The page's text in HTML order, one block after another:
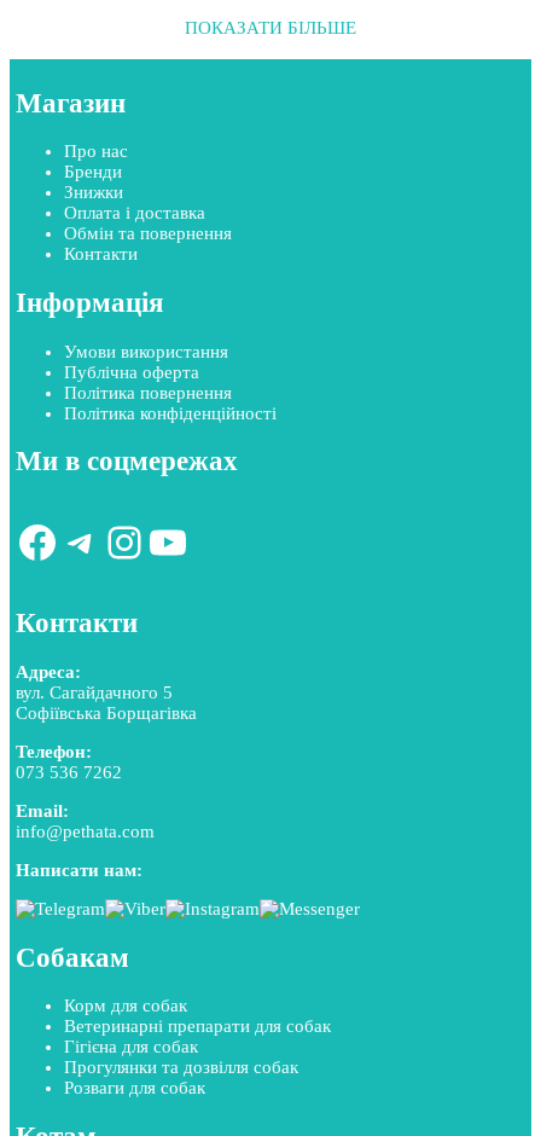
ПОКАЗАТИ БІЛЬШЕ
Магазин
Про нас
Бренди
Знижки
Оплата і доставка
Обмін та повернення
Контакти
Інформація
Умови використання
Публічна оферта
Політика повернення
Політика конфіденційності
Ми в соцмережах
Facebook
Telegram
Instagram
YouTube
Контакти
Адреса:
вул. Сагайдачного 5
Софіївська Борщагівка
Телефон:
073 536 7262
Email:
info@pethata.com
Написати нам:
Собакам
Корм для собак
Ветеринарні препарати для собак
Гігієна для собак
Прогулянки та дозвілля собак
Розваги для собак